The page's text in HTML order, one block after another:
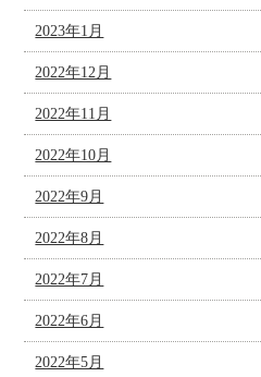
2023年1月
2022年12月
2022年11月
2022年10月
2022年9月
2022年8月
2022年7月
2022年6月
2022年5月